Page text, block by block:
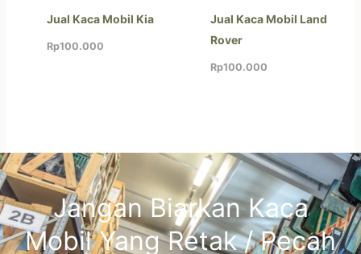
Jual Kaca Mobil Kia
Rp100.000
Jual Kaca Mobil Land
Rover
Rp100.000
Jangan Biarkan Kaca
Mobil Yang Retak / Pecah